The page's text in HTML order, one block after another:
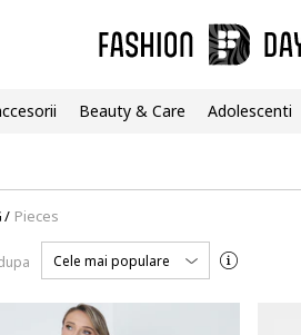
Beauty & Care Adolescenti
/ Pieces
Cele mai populare